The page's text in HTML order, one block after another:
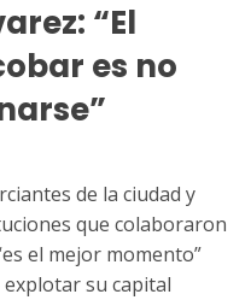
“El
es no
de la ciudad y
que colaboraron
el mejor momento”
su capital